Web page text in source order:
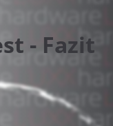
- Fazit